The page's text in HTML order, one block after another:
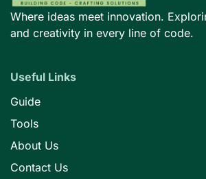
Where ideas meet innovation.
and creativity in every line of code.
Useful Links
Guide
Tools
About Us
Contact Us